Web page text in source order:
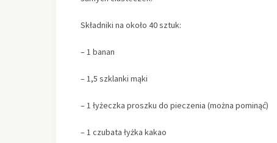
Składniki na około 40 sztuk:
– 1 banan
– 1,5 szklanki mąki
– 1 łyżeczka proszku do pieczenia (można pominąć)
– 1 czubata łyżka kakao